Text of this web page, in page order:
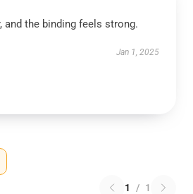
and the binding feels strong.
Jan 1, 2025
1 / 1